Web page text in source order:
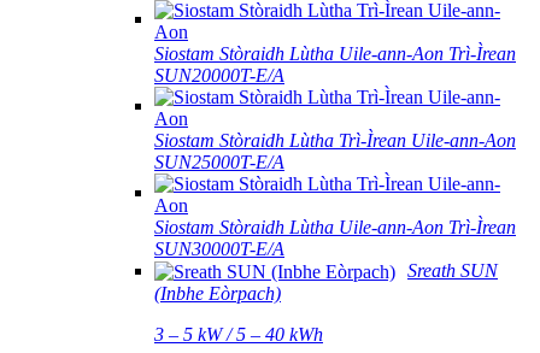
Siostam Stòraidh Lùtha Uile-ann-Aon Trì-Ìrean
SUN20000T-E/A
Siostam Stòraidh Lùtha Trì-Ìrean Uile-ann-Aon
SUN25000T-E/A
Siostam Stòraidh Lùtha Uile-ann-Aon Trì-Ìrean
SUN30000T-E/A
Sreath SUN
(Inbhe Eòrpach)
3 – 5 kW / 5 – 40 kWh